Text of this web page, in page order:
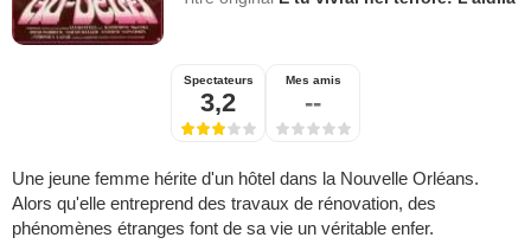
Spectateurs
3,2
Mes amis
--
Une jeune femme hérite d'un hôtel dans la Nouvelle Orléans.
Alors qu'elle entreprend des travaux de rénovation, des
phénomènes étranges font de sa vie un véritable enfer.